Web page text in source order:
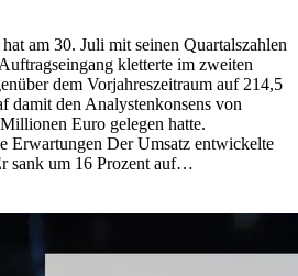
am 30. Juli mit seinen Quartalszahlen
kletterte im zweiten
dem Vorjahreszeitraum auf 214,5
damit den Analystenkonsens von
Euro gelegen hatte.
Erwartungen Der Umsatz entwickelte
sank um 16 Prozent auf…